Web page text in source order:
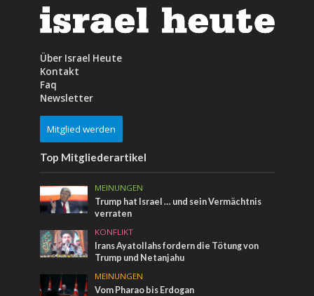
Über Israel Heute
Kontakt
Faq
Newsletter
Mitglied werden
Top Mitgliederartikel
MEINUNGEN
Trump hat Israel … und sein Vermächtnis
verraten
KONFLIKT
Irans Ayatollahs fordern die Tötung von
Trump und Netanjahu
MEINUNGEN
Vom Pharao bis Erdogan